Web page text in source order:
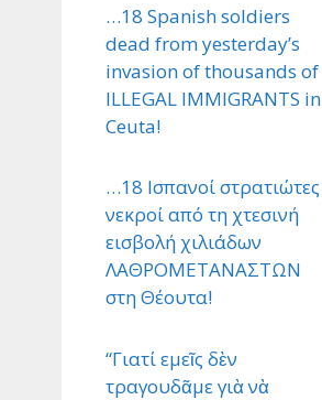
…18 Spanish soldiers
dead from yesterday’s
invasion of thousands of
ILLEGAL IMMIGRANTS in
Ceuta!
…18 Ισπανοί στρατιώτες
νεκροί από τη χτεσινή
εισβολή χιλιάδων
ΛΑΘΡΟΜΕΤΑΝΑΣΤΩΝ
στη Θέουτα!
“Γιατί εμεῖς δὲν
τραγουδᾶμε γιὰ νὰ